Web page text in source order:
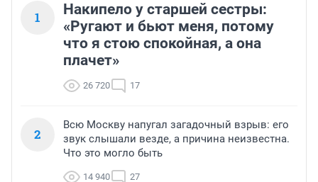
1
Накипело у старшей сестры:
«Ругают и бьют меня, потому
что я стою спокойная, а она
плачет»
26 720 17
2
Всю Москву напугал загадочный взрыв: его
звук слышали везде, а причина неизвестна.
Что это могло быть
14 940 27